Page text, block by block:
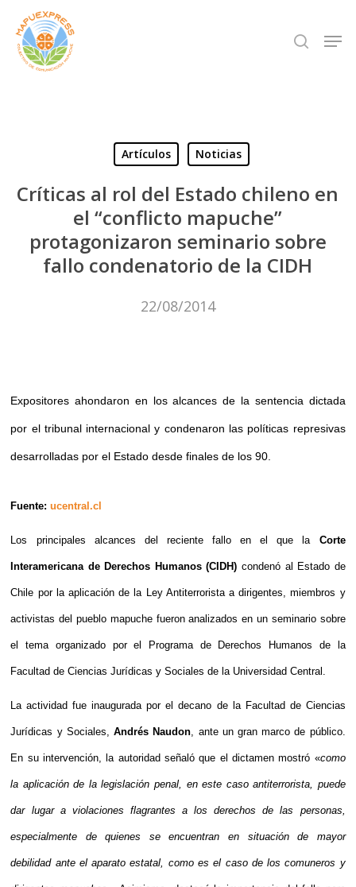
Skip
main
search
Artículos Noticias
Críticas al rol del Estado chileno en
el “conflicto mapuche”
protagonizaron seminario sobre
fallo condenatorio de la CIDH
22/08/2014
Expositores ahondaron en los alcances de la sentencia dictada
por el tribunal internacional y condenaron las políticas represivas
desarrolladas por el Estado desde finales de los 90.
Fuente:ucentral.cl
Los principales alcances del reciente fallo en el que la Corte
Interamericana de Derechos Humanos (CIDH) condenó al Estado de
Chile por la aplicación de la Ley Antiterrorista a dirigentes, miembros y
activistas del pueblo mapuche fueron analizados en un seminario sobre
el tema organizado por el Programa de Derechos Humanos de la
Facultad de Ciencias Jurídicas y Sociales de la Universidad Central.
La actividad fue inaugurada por el decano de la Facultad de Ciencias
Jurídicas y Sociales,Andrés Naudon, ante un gran marco de público.
En su intervención, la autoridad señaló que el dictamen mostró «como
la aplicación de la legislación penal, en este caso antiterrorista, puede
dar lugar a violaciones flagrantes a los derechos de las personas,
especialmente de quienes se encuentran en situación de mayor
debilidad ante el aparato estatal, como es el caso de los comuneros y
Close